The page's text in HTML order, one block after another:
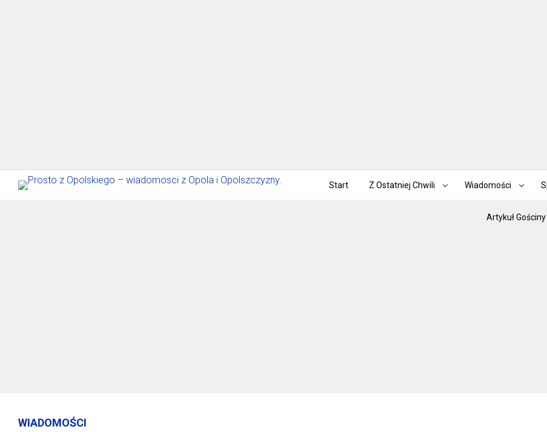
Start Z Ostatniej Chwili Wiadomości
Artykuł Gościny
WIADOMOŚCI